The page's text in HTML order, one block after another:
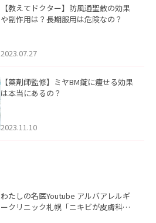
【教えてドクター】防風通聖散の効果
や副作用は？長期服用は危険なの？
2023.07.27
【薬剤師監修】ミヤBM錠に痩せる効果
は本当にあるの？
2023.11.10
わたしの名医Youtube アルバアレルギ
ークリニック札幌「ニキビが皮膚科で